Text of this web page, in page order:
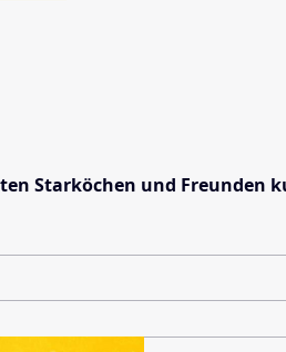
Starköchen und Freunden